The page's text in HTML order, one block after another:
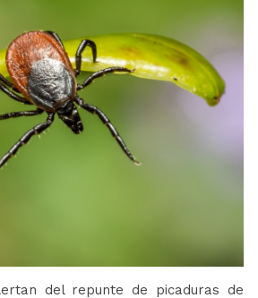
del repunte de picaduras de